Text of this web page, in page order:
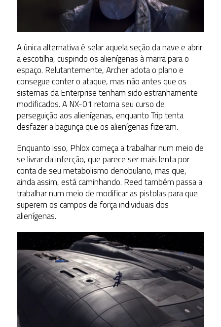
A única alternativa é selar aquela seção da nave e abrir
a escotilha, cuspindo os alienígenas à marra para o
espaço. Relutantemente, Archer adota o plano e
consegue conter o ataque, mas não antes que os
sistemas da Enterprise tenham sido estranhamente
modificados. A NX-01 retoma seu curso de
perseguição aos alienígenas, enquanto Trip tenta
desfazer a bagunça que os alienígenas fizeram.
Enquanto isso, Phlox começa a trabalhar num meio de
se livrar da infecção, que parece ser mais lenta por
conta de seu metabolismo denobulano, mas que,
ainda assim, está caminhando. Reed também passa a
trabalhar num meio de modificar as pistolas para que
superem os campos de força individuais dos
alienígenas.